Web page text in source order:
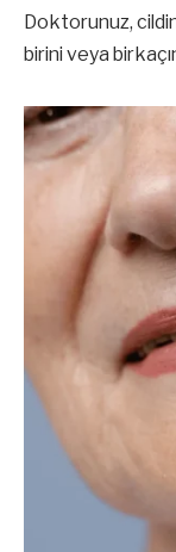
Doktorunuz,
birini veya